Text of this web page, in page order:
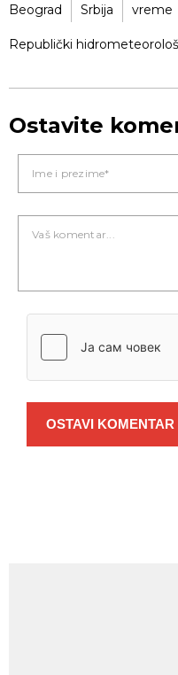
Beograd
Srbija vreme
Republički
Ostavite
OSTAVI KOMENTAR